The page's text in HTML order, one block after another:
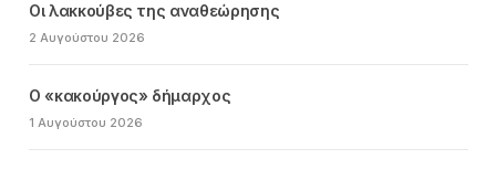
Οι λακκούβες της αναθεώρησης
2 Αυγούστου 2026
Ο «κακούργος» δήμαρχος
1 Αυγούστου 2026